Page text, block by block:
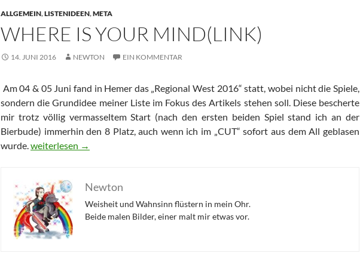
ALLGEMEIN,LISTENIDEEN,META
WHERE IS YOUR MIND(LINK)
14. JUNI 2016 NEWTON EIN KOMMENTAR
Am 04 & 05 Juni fand in Hemer das „Regional West 2016“ statt, wobei nicht die Spiele,
sondern die Grundidee meiner Liste im Fokus des Artikels stehen soll. Diese bescherte
mir trotz völlig vermasseltem Start (nach den ersten beiden Spiel stand ich an der
Bierbude) immerhin den 8 Platz, auch wenn ich im „CUT“ sofort aus dem All geblasen
wurde.Where is your mind(link)
weiterlesen →
Newton
Weisheit und Wahnsinn flüstern in mein Ohr.
Beide malen Bilder, einer malt mir etwas vor.